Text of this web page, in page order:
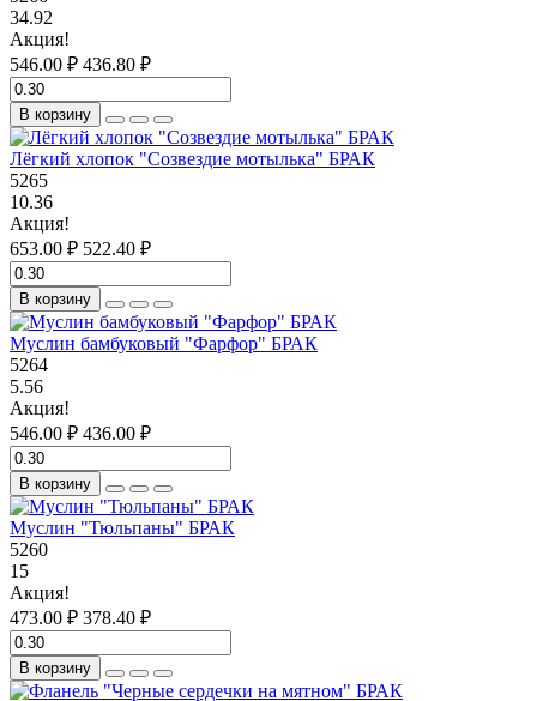
34.92
Акция!
546.00 ₽ 436.80 ₽
В корзину
Лёгкий хлопок "Созвездие мотылька" БРАК
5265
10.36
Акция!
653.00 ₽ 522.40 ₽
В корзину
Муслин бамбуковый "Фарфор" БРАК
5264
5.56
Акция!
546.00 ₽ 436.00 ₽
В корзину
Муслин "Тюльпаны" БРАК
5260
15
Акция!
473.00 ₽ 378.40 ₽
В корзину